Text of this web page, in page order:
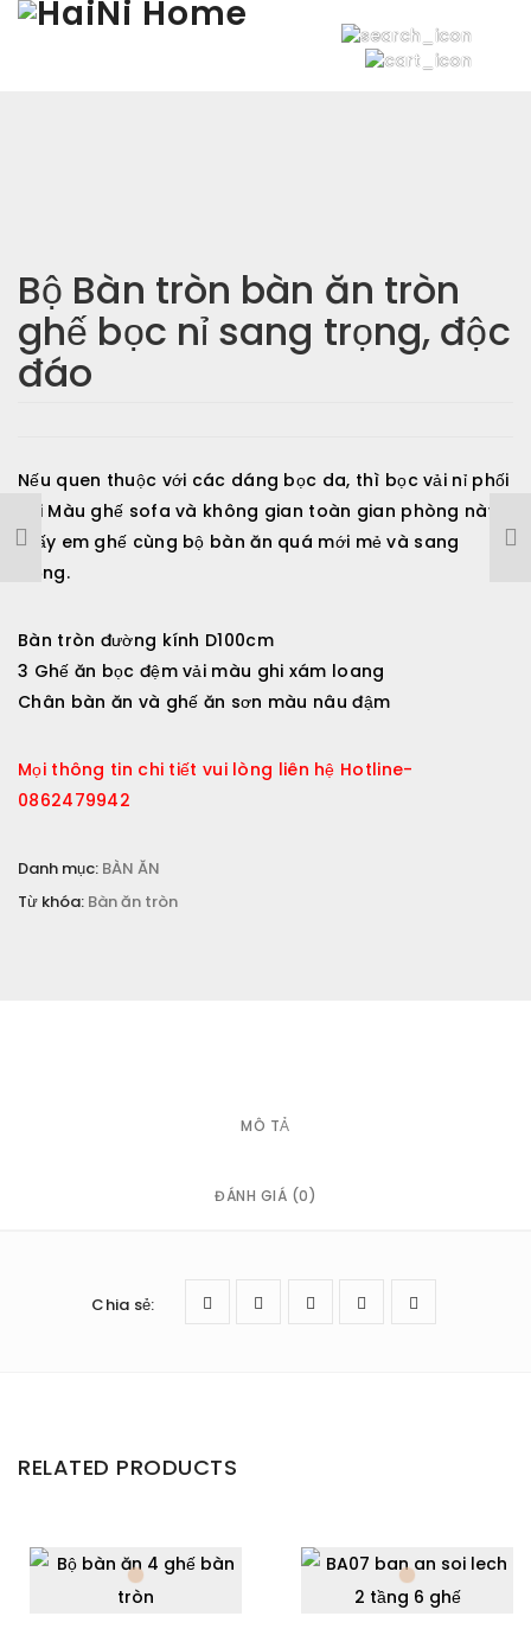
Bộ Bàn tròn bàn ăn tròn
ghế bọc nỉ sang trọng, độc
đáo
Nếu quen thuộc với các dáng bọc da, thì bọc vải nỉ phối
với Màu ghế sofa và không gian toàn gian phòng này
thấy em ghế cùng bộ bàn ăn quá mới mẻ và sang
trọng.
Bàn tròn đường kính D100cm
3 Ghế ăn bọc đệm vải màu ghi xám loang
Chân bàn ăn và ghế ăn sơn màu nâu đậm
Mọi thông tin chi tiết vui lòng liên hệ Hotline-
0862479942
Danh mục: BÀN ĂN
Từ khóa: Bàn ăn tròn
MÔ TẢ
ĐÁNH GIÁ (0)
TRÒN BÀN ĂN TRÒN GHẾ BỌC NỈ SANG TRỌNG,
ĐỘC ĐÁO”
Email của bạn sẽ không được hiển thị công khai.Các
trường bắt buộc được đánh dấu
Email*
Lưu tên của tôi, email, và trang web trong trình duyệt
Đánh giá của bạn
Chia sẻ:
RELATED PRODUCTS